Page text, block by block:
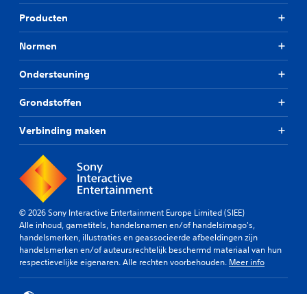
Producten
Normen
Ondersteuning
Grondstoffen
Verbinding maken
© 2026 Sony Interactive Entertainment Europe Limited (SIEE)
Alle inhoud, gametitels, handelsnamen en/of handelsimago's,
handelsmerken, illustraties en geassocieerde afbeeldingen zijn
handelsmerken en/of auteursrechtelijk beschermd materiaal van hun
respectievelijke eigenaren. Alle rechten voorbehouden. Meer info